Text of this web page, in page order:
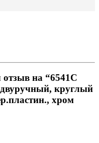
отзыв на “6541C
круглый
хром